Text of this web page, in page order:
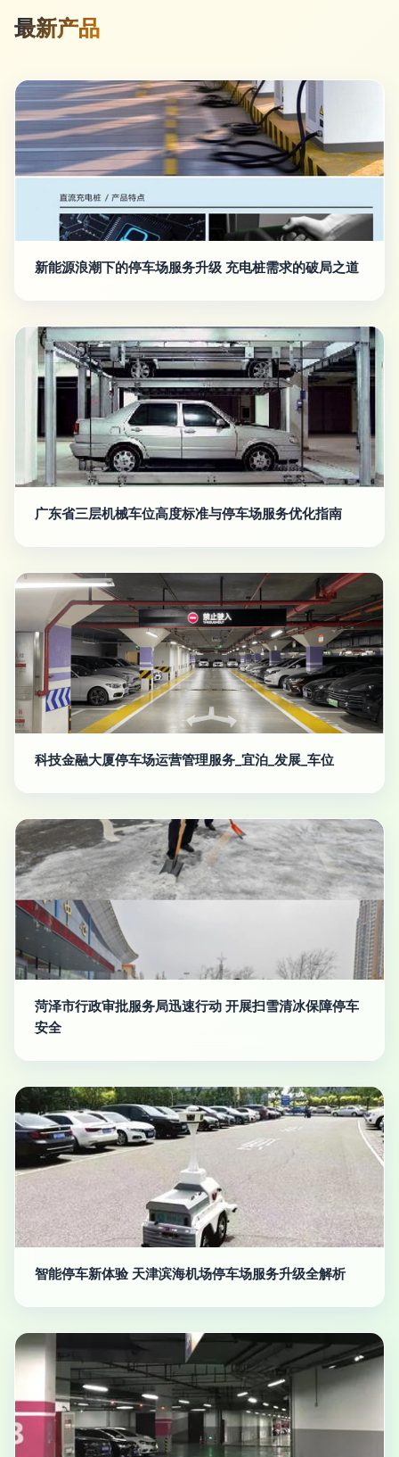
最新产品
新能源浪潮下的停车场服务升级 充电桩需求的破局之道
广东省三层机械车位高度标准与停车场服务优化指南
科技金融大厦停车场运营管理服务_宜泊_发展_车位
菏泽市行政审批服务局迅速行动 开展扫雪清冰保障停车
安全
智能停车新体验 天津滨海机场停车场服务升级全解析